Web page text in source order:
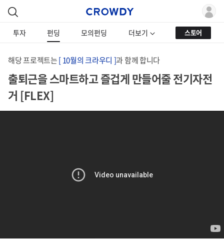
투자 펀딩 모의펀딩 더보기 스토어
해당 프로젝트는[ 10월의 크라우디 ]과 함께 합니다
출퇴근을 스마트하고 즐겁게 만들어줄 전기자전
거 [FLEX]